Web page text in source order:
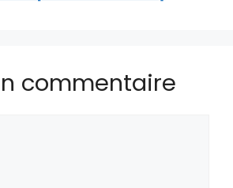
commentaire